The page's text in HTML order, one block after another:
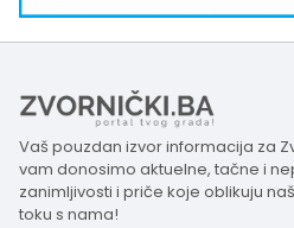
Vaš pouzdan izvor informacija za
vam donosimo aktuelne, tačne i
zanimljivosti i priče koje oblikuju
toku s nama!